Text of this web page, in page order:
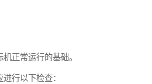
正常运行的基础。
行以下检查：